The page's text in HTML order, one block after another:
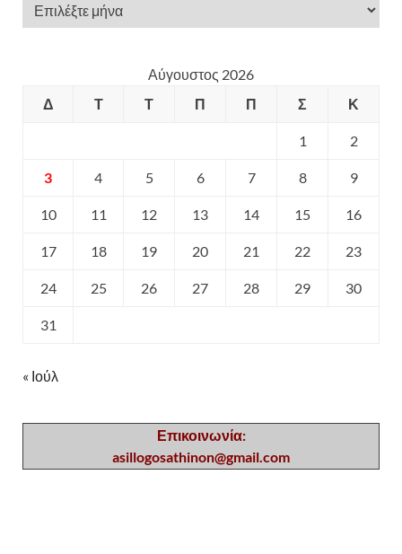
Αύγουστος 2026
Δ
Τ Τ Π Π Σ Κ
1 2
3 4 5 6 7 8 9
10 11 12 13 14 15 16
17 18 19 20 21 22 23
24 25 26 27 28 29 30
31
« Ιούλ
Επικοινωνία:
asillogosathinon@gmail.com